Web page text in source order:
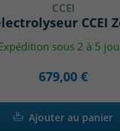
CCEI
CCEI
sous 2 à 5
679,00 €
Ajouter au panier